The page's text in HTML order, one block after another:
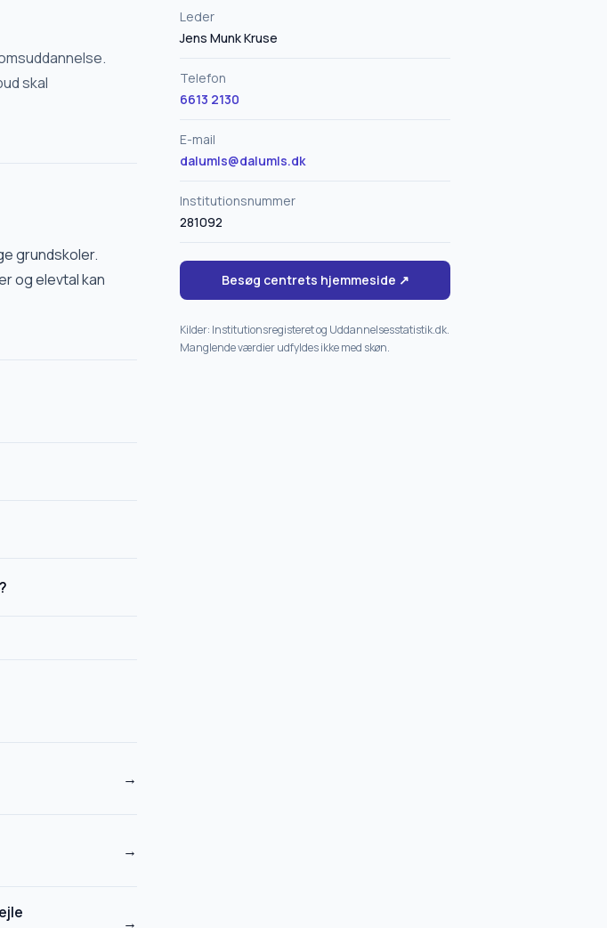
skal
grundskoler.
og elevtal kan
→
→
→
Leder
Jens Munk Kruse
Telefon
6613 2130
E-mail
dalumls@dalumls.dk
Institutionsnummer
281092
Besøg centrets hjemmeside ↗
Kilder: Institutionsregisteret og Uddannelsesstatistik.dk.
Manglende værdier udfyldes ikke med skøn.